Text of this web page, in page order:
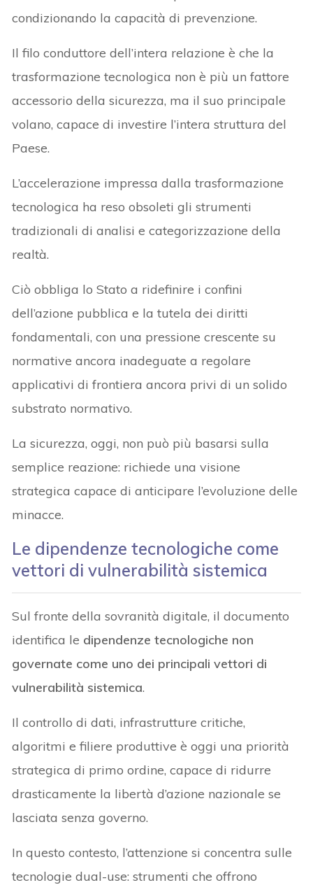
condizionando la capacità di prevenzione.
Il filo conduttore dell’intera relazione è che la
trasformazione tecnologica non è più un fattore
accessorio della sicurezza, ma il suo principale
volano, capace di investire l’intera struttura del
Paese.
L’accelerazione impressa dalla trasformazione
tecnologica ha reso obsoleti gli strumenti
tradizionali di analisi e categorizzazione della
realtà.
Ciò obbliga lo Stato a ridefinire i confini
dell’azione pubblica e la tutela dei diritti
fondamentali, con una pressione crescente su
normative ancora inadeguate a regolare
applicativi di frontiera ancora privi di un solido
substrato normativo.
La sicurezza, oggi, non può più basarsi sulla
semplice reazione: richiede una visione
strategica capace di anticipare l’evoluzione delle
minacce.
Le dipendenze tecnologiche come
vettori di vulnerabilità sistemica
Sul fronte della sovranità digitale, il documento
identifica le dipendenze tecnologiche non
governate come uno dei principali vettori di
vulnerabilità sistemica.
Il controllo di dati, infrastrutture critiche,
algoritmi e filiere produttive è oggi una priorità
strategica di primo ordine, capace di ridurre
drasticamente la libertà d’azione nazionale se
lasciata senza governo.
In questo contesto, l’attenzione si concentra sulle
tecnologie dual-use: strumenti che offrono